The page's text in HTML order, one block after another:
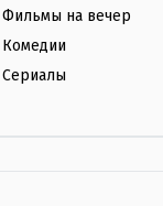
Фильмы на вечер
Комедии
Сериалы